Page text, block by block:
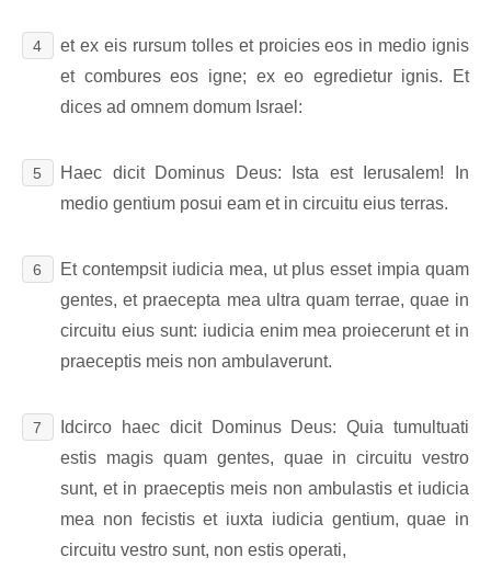
4
et ex eis rursum tolles et proicies eos in medio ignis
et combures eos igne; ex eo egredietur ignis. Et
dices ad omnem domum Israel:
5
Haec dicit Dominus Deus: Ista est Ierusalem! In
medio gentium posui eam et in circuitu eius terras.
6
Et contempsit iudicia mea, ut plus esset impia quam
gentes, et praecepta mea ultra quam terrae, quae in
circuitu eius sunt: iudicia enim mea proiecerunt et in
praeceptis meis non ambulaverunt.
7
Idcirco haec dicit Dominus Deus: Quia tumultuati
estis magis quam gentes, quae in circuitu vestro
sunt, et in praeceptis meis non ambulastis et iudicia
mea non fecistis et iuxta iudicia gentium, quae in
circuitu vestro sunt, non estis operati,